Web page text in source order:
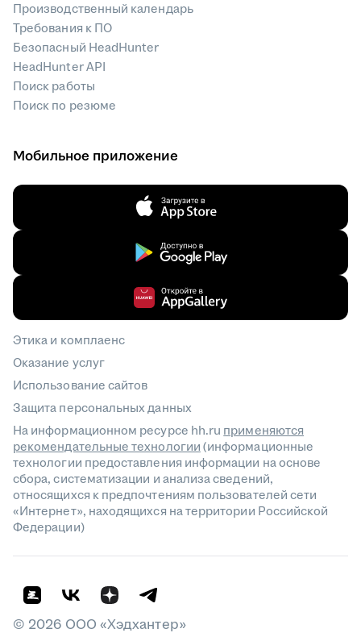
Производственный календарь
Требования к ПО
Безопасный HeadHunter
HeadHunter API
Поиск работы
Поиск по резюме
Мобильное приложение
Этика и комплаенс
Оказание услуг
Использование сайтов
Защита персональных данных
На информационном ресурсе hh.ru применяются
рекомендательные технологии(информационные
технологии предоставления информации на основе
сбора, систематизации и анализа сведений,
относящихся к предпочтениям пользователей сети
«Интернет», находящихся на территории Российской
Федерации)
© 2026 ООО «Хэдхантер»